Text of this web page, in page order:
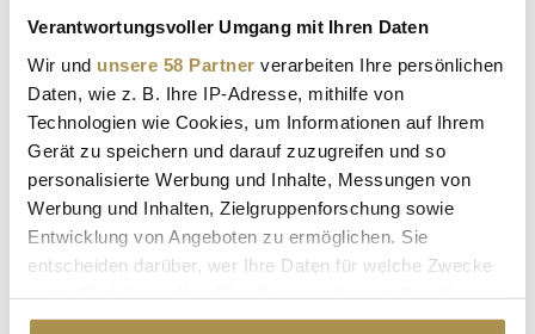
Verantwortungsvoller Umgang mit Ihren Daten
Wir und unsere 58 Partner verarbeiten Ihre persönlichen
Daten, wie z. B. Ihre IP-Adresse, mithilfe von
Technologien wie Cookies, um Informationen auf Ihrem
Gerät zu speichern und darauf zuzugreifen und so
personalisierte Werbung und Inhalte, Messungen von
Werbung und Inhalten, Zielgruppenforschung sowie
Entwicklung von Angeboten zu ermöglichen. Sie
entscheiden darüber, wer Ihre Daten für welche Zwecke
Cookie-Erklärung oder durch Klicken auf das Privacy